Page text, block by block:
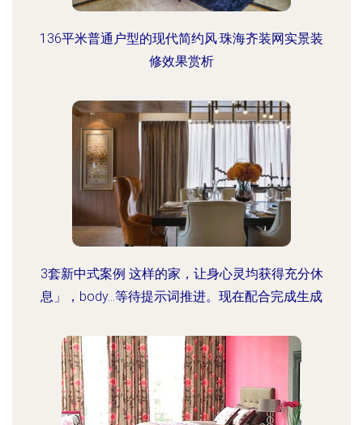
136平米普通户型的现代简约风·珠海齐装网实景装
修效果赏析
3套新中式案例 这样的家，让身心灵均获得充分休
息」，body…等待提示词推进。现在配合完成生成